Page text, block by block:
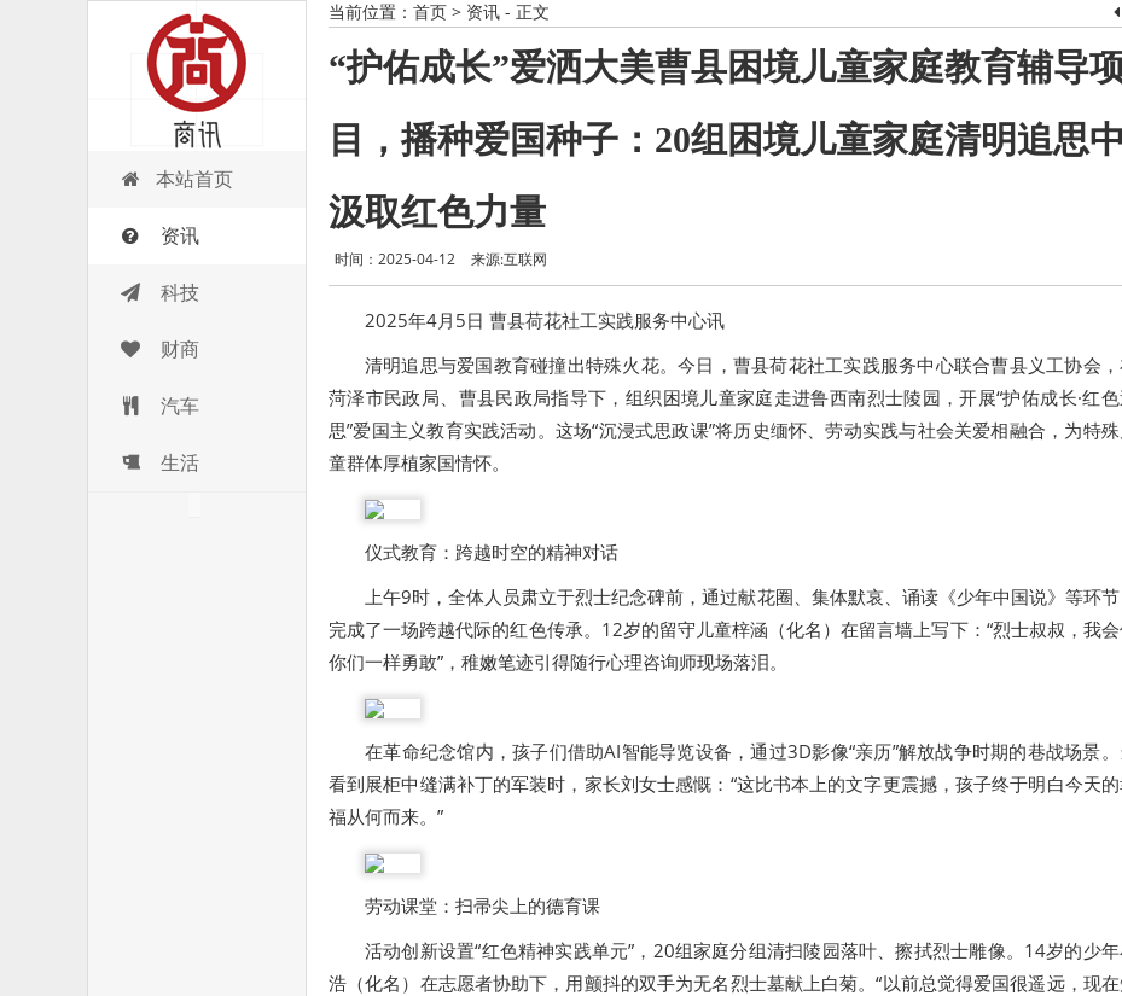
商讯 本站首页
资讯
科技
财商
汽车
生活
当前位置： 首页 > 资讯 - 正文
“护佑成长”爱洒大美曹县困境儿童家庭教育辅导
目，播种爱国种子：20组困境儿童家庭清明追思中
汲取红色力量
时间：2025-04-12 来源:互联网
2025年4月5日 曹县荷花社工实践服务中心讯
清明追思与爱国教育碰撞出特殊火花。今日，曹县荷花社工实践服务中心联合曹县义工协会
菏泽市民政局、曹县民政局指导下，组织困境儿童家庭走进鲁西南烈士陵园，开展“护佑成长·红色
思”爱国主义教育实践活动。这场“沉浸式思政课”将历史缅怀、劳动实践与社会关爱相融合，为特
童群体厚植家国情怀。
仪式教育：跨越时空的精神对话
上午9时，全体人员肃立于烈士纪念碑前，通过献花圈、集体默哀、诵读《少年中国说》等环节
完成了一场跨越代际的红色传承。12岁的留守儿童梓涵（化名）在留言墙上写下：“烈士叔叔，我
你们一样勇敢”，稚嫩笔迹引得随行心理咨询师现场落泪。
在革命纪念馆内，孩子们借助AI智能导览设备，通过3D影像“亲历”解放战争时期的巷战场景。
看到展柜中缝满补丁的军装时，家长刘女士感慨：“这比书本上的文字更震撼，孩子终于明白今天
福从何而来。”
劳动课堂：扫帚尖上的德育课
活动创新设置“红色精神实践单元”，20组家庭分组清扫陵园落叶、擦拭烈士雕像。14岁的少
浩（化名）在志愿者协助下，用颤抖的双手为无名烈士墓献上白菊。“以前总觉得爱国很遥远，现